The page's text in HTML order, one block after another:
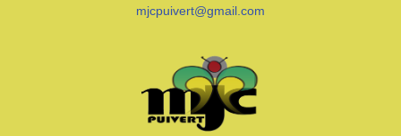
mjcpuivert@gmail.com